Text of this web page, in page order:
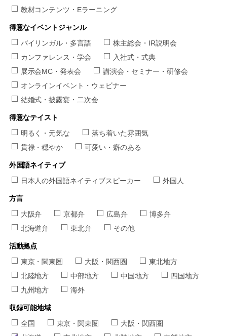
教材コンテンツ・Eラーニング
得意なイベントジャンル
バイリンガル・多言語
株主総会・IR説明会
カンファレンス・学会
入社式・式典
展示会MC・発表会
講演会・セミナー・研修会
オンラインイベント・ウェビナー
結婚式・披露宴・二次会
得意なテイスト
明るく・元気な
落ち着いた雰囲気
貫禄・穏やか
可愛い・癖のある
外国語ネイティブ
日本人の外国語ネイティブスピーカー
外国人
方言
大阪弁
京都弁 広島弁
博多弁
北海道弁
東北弁 その他
活動拠点
東京・関東圏
大阪・関西圏
東北地方
北陸地方
中部地方 中国地方
四国地方
九州地方
海外
収録可能地域
全国
東京・関東圏
大阪・関西圏